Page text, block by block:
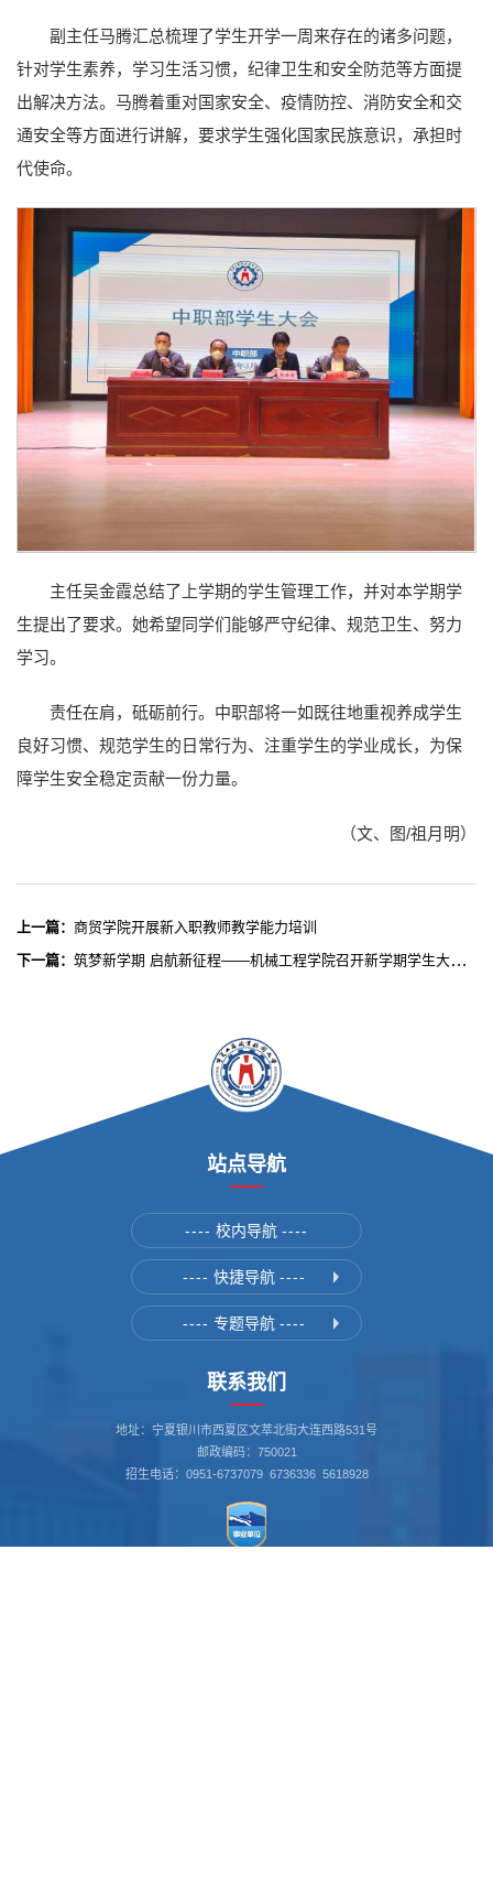
副主任马腾汇总梳理了学生开学一周来存在的诸多问题，
针对学生素养，学习生活习惯，纪律卫生和安全防范等方面提
出解决方法。马腾着重对国家安全、疫情防控、消防安全和交
通安全等方面进行讲解，要求学生强化国家民族意识，承担时
代使命。
主任吴金霞总结了上学期的学生管理工作，并对本学期学
生提出了要求。她希望同学们能够严守纪律、规范卫生、努力
学习。
责任在肩，砥砺前行。中职部将一如既往地重视养成学生
良好习惯、规范学生的日常行为、注重学生的学业成长，为保
障学生安全稳定贡献一份力量。
（文、图/祖月明）
上一篇： 商贸学院开展新入职教师教学能力培训
下一篇： 筑梦新学期 启航新征程——机械工程学院召开新学期学生大会暨开学第一课主题活动
站点导航
---- 校内导航 ----
---- 快捷导航 ----
---- 专题导航 ----
联系我们
地址：宁夏银川市西夏区文萃北街大连西路531号
邮政编码：750021
招生电话：0951-6737079 6736336 5618928